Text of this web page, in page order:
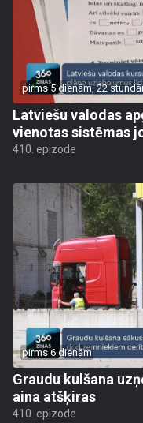
pirms 5 dienām, 22
Latviešu valodas
vienotas sistēmas
410. epizode
pirms 6 dienām
Graudu kulšana
aina atšķiras
410. epizode